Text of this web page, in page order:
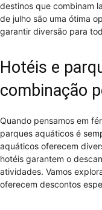
destinos que combinam
de julho são uma ótima
garantir diversão para
Hotéis e
combinação
Quando pensamos em
parques aquáticos é
aquáticos oferecem
hotéis garantem o
atividades. Vamos
oferecem descontos